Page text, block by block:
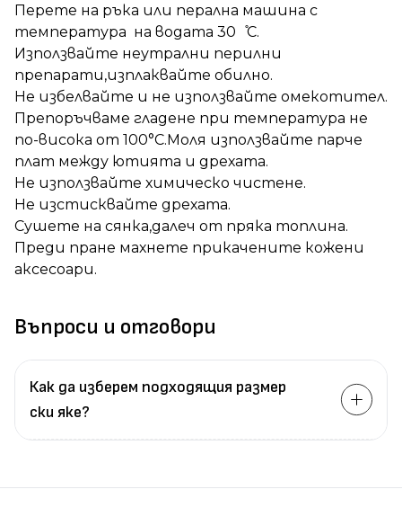
Перете на ръка или перална машина с
температура на водата 30 ̊С.
Използвайте неутрални перилни
препарати,изплаквайте обилно.
Не избелвайте и не използвайте омекотител.
Препоръчваме гладене при температура не
по-висока от 100°C.Моля използвайте парче
плат между ютията и дрехата.
Не използвайте химическо чистене.
Не изстисквайте дрехата.
Сушете на сянка,далеч от пряка топлина.
Преди пране махнете прикачените кожени
аксесоари.
Въпроси и отговори
Как да изберем подходящия размер
ски яке?
Измеретеобиколкатана талията.